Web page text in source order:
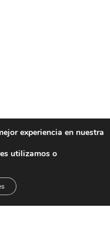
experiencia en nuestra
utilizamos o